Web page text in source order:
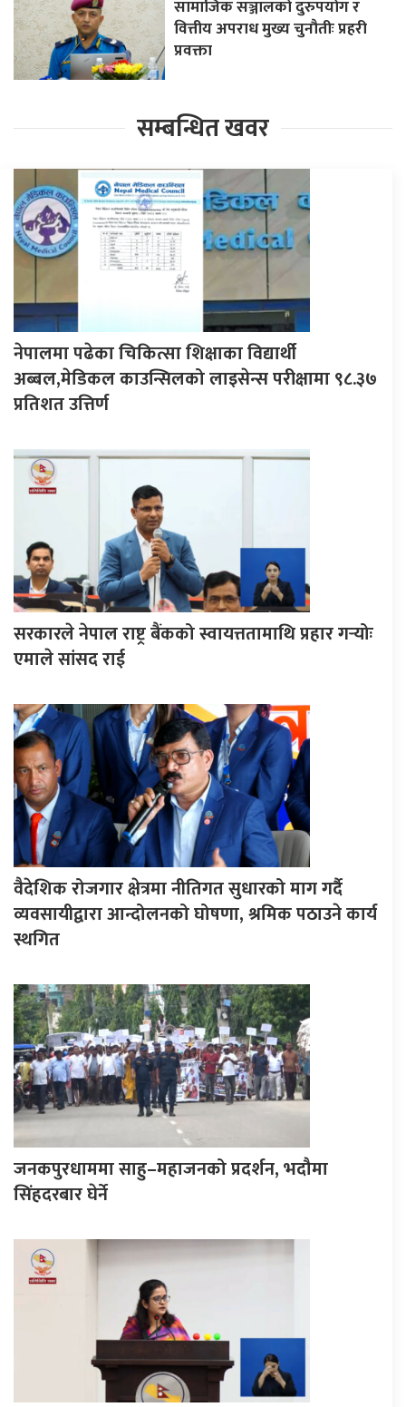
सामाजिक सञ्जालको दुरुपयोग र
वित्तीय अपराध मुख्य चुनौतीः प्रहरी
प्रवक्ता
सम्बन्धित खवर
नेपालमा पढेका चिकित्सा शिक्षाका विद्यार्थी
अब्बल,मेडिकल काउन्सिलको लाइसेन्स परीक्षामा ९८.३७
प्रतिशत उत्तिर्ण
सरकारले नेपाल राष्ट्र बैंकको स्वायत्ततामाथि प्रहार गर्‍योः
एमाले सांसद राई
वैदेशिक रोजगार क्षेत्रमा नीतिगत सुधारको माग गर्दै
व्यवसायीद्वारा आन्दोलनको घोषणा, श्रमिक पठाउने कार्य
स्थगित
जनकपुरधाममा साहु–महाजनको प्रदर्शन, भदौमा
सिंहदरबार घेर्ने